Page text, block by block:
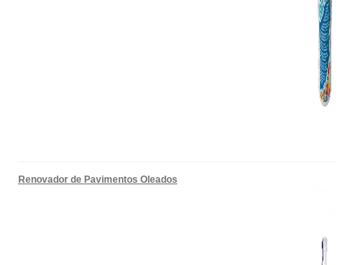
Renovador de Pavimentos Oleados